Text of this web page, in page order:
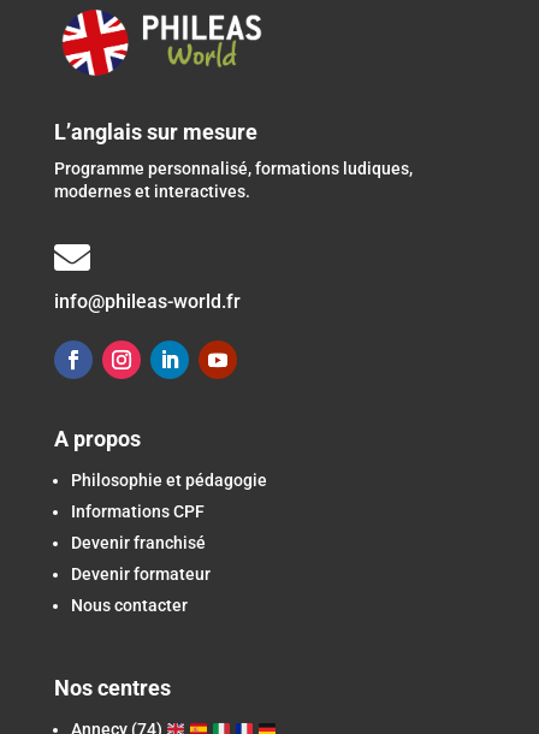
L’anglais sur mesure
Programme personnalisé, formations ludiques,
modernes et interactives.

info@phileas-world.fr
A propos
Philosophie et pédagogie
Informations CPF
Devenir franchisé
Devenir formateur
Nous contacter
Nos centres
Annecy (74)